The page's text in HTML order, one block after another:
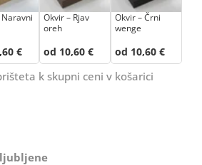
€
Okvir – Rjav
oreh
od 10,60 €
Okvir – Črni
wenge
od 10,60 €
k skupni ceni v košarici